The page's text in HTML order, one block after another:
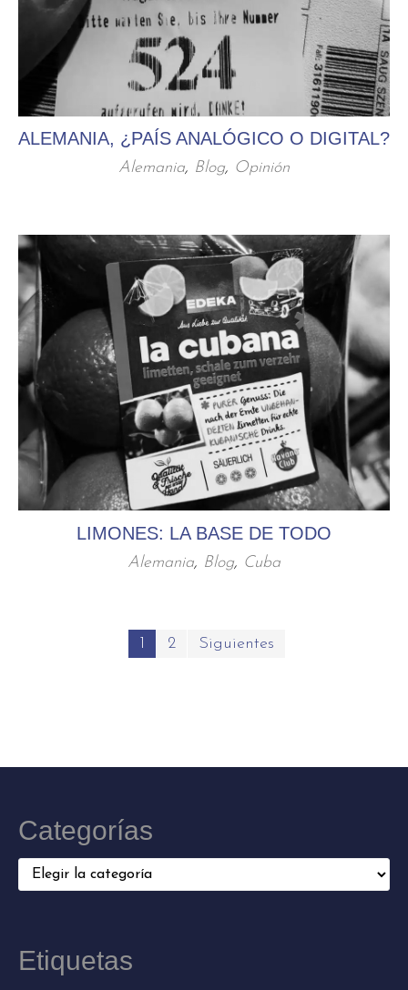
ALEMANIA, ¿PAÍS ANALÓGICO O DIGITAL?
Alemania, Blog, Opinión
LIMONES: LA BASE DE TODO
Alemania, Blog, Cuba
Paginación1 2 Siguientes
Categorías
Categorías
Etiquetas